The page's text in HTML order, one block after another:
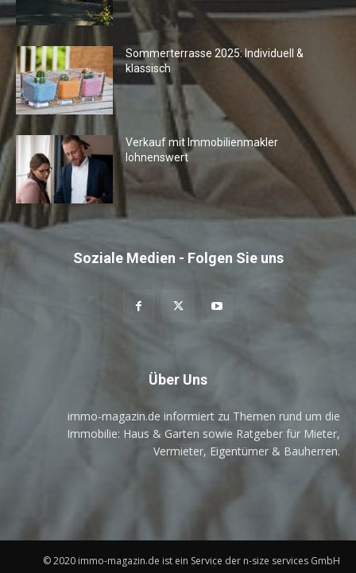
Sommerterrasse 2025: Individuell &
klassisch
Verkauf mit Immobilienmakler
lohnenswert
Soziale Medien - Folgen Sie uns
Über Uns
immo-magazin.de informiert zu Themen rund um die
Immobilie: Haus & Garten sowie Ratgeber für Mieter,
Vermieter, Eigentümer & Bauherren.
© 2020 immo-magazin.de ist ein Service der n-size services GmbH